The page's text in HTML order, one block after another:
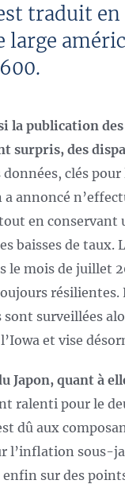
traduit
large
la publication
surpris, des
données, clés
annoncé
en conservant
baisses de taux.
le mois de juillet
sont surveillées
et vise
Japon, quant à
ralenti pour le
dû aux
l’inflation sous-
sur des